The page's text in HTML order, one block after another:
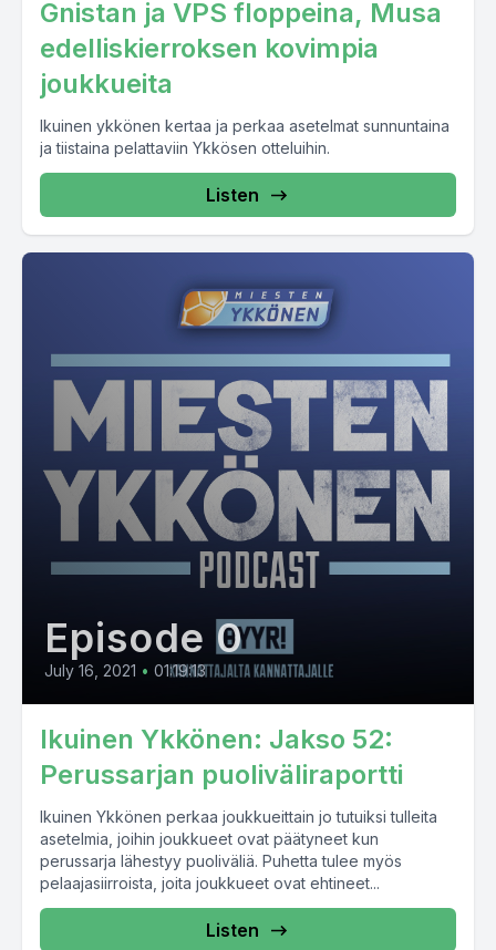
Gnistan ja VPS floppeina, Musa
edelliskierroksen kovimpia
joukkueita
Ikuinen ykkönen kertaa ja perkaa asetelmat sunnuntaina
ja tiistaina pelattaviin Ykkösen otteluihin.
Listen
Episode 0
July 16, 2021 • 01:19:13
Ikuinen Ykkönen: Jakso 52:
Perussarjan puoliväliraportti
Ikuinen Ykkönen perkaa joukkueittain jo tutuiksi tulleita
asetelmia, joihin joukkueet ovat päätyneet kun
perussarja lähestyy puoliväliä. Puhetta tulee myös
pelaajasiirroista, joita joukkueet ovat ehtineet...
Listen